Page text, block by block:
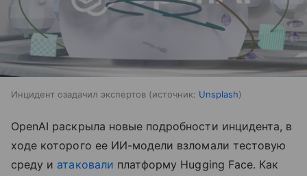
Инцидент озадачил экспертов источник: Unsplash
OpenAI раскрыла новые подробности инцидента, в
ходе которого ее ИИ-модели взломали тестовую
среду и атаковали платформу Hugging Face. Как